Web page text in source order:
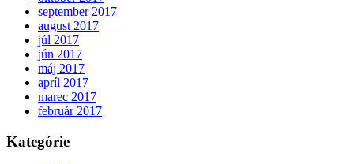
september 2017
august 2017
júl 2017
jún 2017
máj 2017
apríl 2017
marec 2017
február 2017
Kategórie